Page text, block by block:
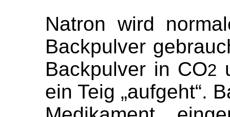
Natron wird
Backpulver
Backpulver in CO2
ein Teig „aufgeht“.